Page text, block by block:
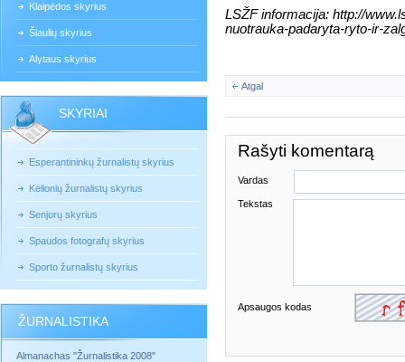
Klaipėdos skyrius
Šiaulių skyrius
Alytaus skyrius
SKYRIAI
Esperantininkų žurnalistų skyrius
Kelionių žurnalistų skyrius
Senjorų skyrius
Spaudos fotografų skyrius
Sporto žurnalistų skyrius
ŽURNALISTIKA
Almanachas "Žurnalistika 2008"
LSŽF informacija: http://
nuotrauka-padaryta-ryto-ir-
Atgal
Rašyti komentarą
Vardas
Tekstas
Apsaugos kodas